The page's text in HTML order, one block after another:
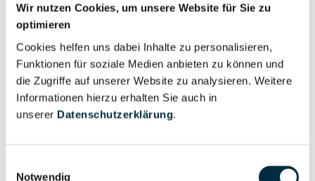
Wir nutzen Cookies, um unsere Website für Sie zu
optimieren
Cookies helfen uns dabei Inhalte zu personalisieren,
Funktionen für soziale Medien anbieten zu können und
die Zugriffe auf unserer Website zu analysieren. Weitere
Informationen hierzu erhalten Sie auch in
unserer Datenschutzerklärung.
Notwendig
Prokurist (1)
Nutzer
Wirtschaftlich
Berechtigter
Vollständiges
Unternehmensprofil